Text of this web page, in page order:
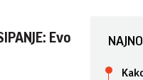
Evo